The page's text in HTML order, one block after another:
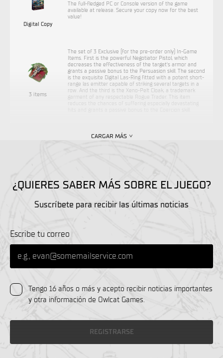
Digital Copy
The full-fledged PC or Console version of the game
available at release. Secure your copy now for the best
value!
3 items
The set of 3 Exclusive (for the pre-order only) In-Game
Items. First is the powerful Negotiator Pistol, which
decreases the effectiveness of the target's armor and
grants a passive bonus to the Persuasion skill. The second
is the exquisite Digital Las-Ring fitted with a potent short-
range las emitter capable of striking several targets in a
row. And the third is the Xeno-Pelt Cloak, a trademark
garment of any respectable Rogue Trader. This item
CARGAR MÁS
¿QUIERES SABER MÁS SOBRE EL JUEGO?
Suscríbete para recibir las últimas noticias
Escribe tu correo
REGISTRARSE
Tengo 16 años o más y acepto recibir noticias importantes
y otra información de Owlcat Games.